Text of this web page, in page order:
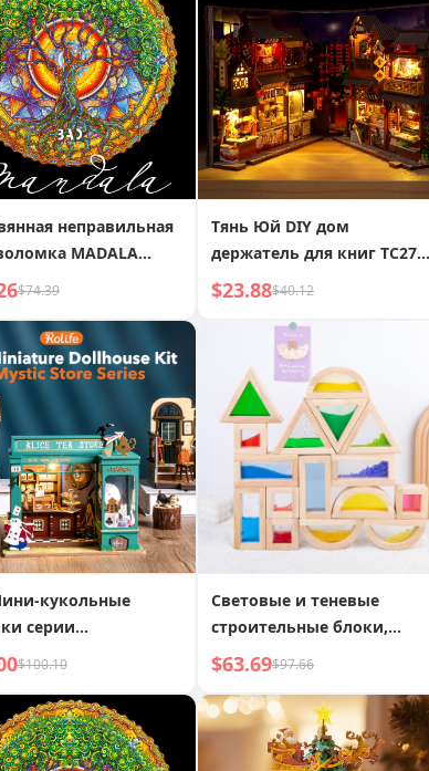
трехмерная
головоломка
неправильная
MADALA
круглая jigsaw
узор тотем
$74.39
Тянь Юй DIY дом
держатель для книг TC27
Китайская еда запись
ручная сборка микро 3D
стереоскопический пазл
креативный подарок
$23.88$40.12
кукольные
серии
архивы»,
для сцен, модели
157
$100.10
Световые и теневые
строительные блоки,
красочные прозрачные
блоки для распознавания
цветов, акриловые
радужные блоки,
геометрические
$63.69$97.66